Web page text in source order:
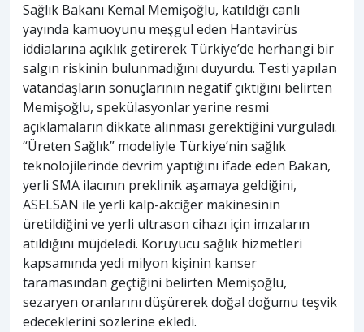
Sağlık Bakanı Kemal Memişoğlu, katıldığı canlı
yayında kamuoyunu meşgul eden Hantavirüs
iddialarına açıklık getirerek Türkiye’de herhangi bir
salgın riskinin bulunmadığını duyurdu. Testi yapılan
vatandaşların sonuçlarının negatif çıktığını belirten
Memişoğlu, spekülasyonlar yerine resmi
açıklamaların dikkate alınması gerektiğini vurguladı.
“Üreten Sağlık” modeliyle Türkiye’nin sağlık
teknolojilerinde devrim yaptığını ifade eden Bakan,
yerli SMA ilacının preklinik aşamaya geldiğini,
ASELSAN ile yerli kalp-akciğer makinesinin
üretildiğini ve yerli ultrason cihazı için imzaların
atıldığını müjdeledi. Koruyucu sağlık hizmetleri
kapsamında yedi milyon kişinin kanser
taramasından geçtiğini belirten Memişoğlu,
sezaryen oranlarını düşürerek doğal doğumu teşvik
edeceklerini sözlerine ekledi.